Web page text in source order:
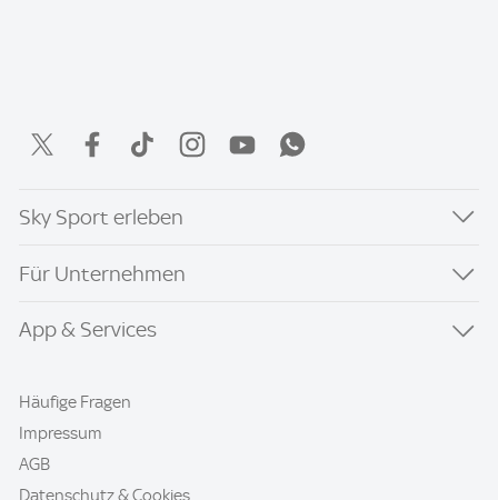
Sky Sport erleben
Für Unternehmen
App & Services
Häufige Fragen
Impressum
AGB
Datenschutz & Cookies